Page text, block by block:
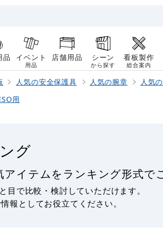
品 イベント
用品
店舗用品 シーン
から探す
看板製作
総合案内
人気の安全保護具 人気の腕章
人気
用
グ
イテムをランキング形式で
で比較・検討していただけます。
報としてお役立てください。